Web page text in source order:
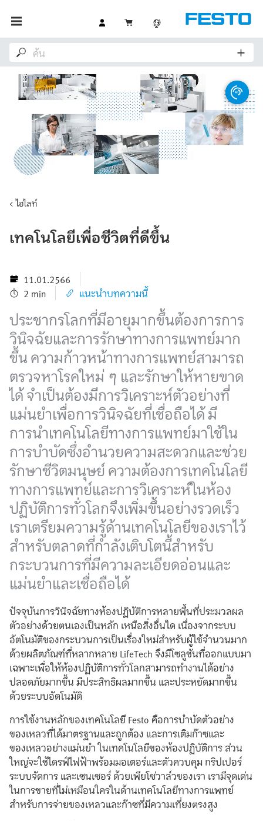
ไฮไลท์
เทคโนโลยีเพื่อชีวิตที่ดีขึ้น
11.01.2566
2 min
แนะนำบทความนี้
ประชากรโลกที่มีอายุมากขึ้นต้องการการ
วินิจฉัยและการรักษาทางการแพทย์มาก
ขึ้น ความก้าวหน้าทางการแพทย์สามารถ
ตรวจหาโรคใหม่ ๆ และรักษาให้หายขาด
ได้ จำเป็นต้องมีการวิเคราะห์ตัวอย่างที่
แม่นยำเพื่อการวินิจฉัยที่เชื่อถือได้ มี
การนำเทคโนโลยีทางการแพทย์มาใช้ใน
การบำบัดซึ่งอำนวยความสะดวกและช่วย
รักษาชีวิตมนุษย์ ความต้องการเทคโนโลยี
ทางการแพทย์และการวิเคราะห์ในห้อง
ปฏิบัติการทั่วโลกจึงเพิ่มขึ้นอย่างรวดเร็ว
เราเตรียมความรู้ด้านเทคโนโลยีของเราไว้
สำหรับตลาดที่กำลังเติบโตนี้สำหรับ
กระบวนการที่มีความละเอียดอ่อนและ
แม่นยำและเชื่อถือได้ ​
ปัจจุบันการวินิจฉัยทางห้องปฏิบัติการหลายพื้นที่ประมวลผล
ตัวอย่างด้วยตนเองเป็นหลัก เหนือสิ่งอื่นใด เนื่องจากระบบ
อัตโนมัติของกระบวนการเป็นเรื่องใหม่สำหรับผู้ใช้จำนวนมาก
ด้วยผลิตภัณฑ์ที่หลากหลาย LifeTech จึงมีโซลูชันที่ออกแบบมา
เฉพาะเพื่อให้ห้องปฏิบัติการทั่วโลกสามารถทำงานได้อย่าง
ปลอดภัยมากขึ้น มีประสิทธิผลมากขึ้น และประหยัดมากขึ้น
ด้วยระบบอัตโนมัติ
การใช้งานหลักของเทคโนโลยี Festo คือการบำบัดตัวอย่าง
ของเหลวที่ได้มาตรฐานและถูกต้อง และการเติมก๊าซและ
ของเหลวอย่างแม่นยำ ในเทคโนโลยีของห้องปฏิบัติการ ส่วน
ใหญ่จะใช้ไดรฟ์ไฟฟ้าพร้อมมอเตอร์และตัวควบคุม กริปเปอร์
ระบบจัดการ และเซนเซอร์ ด้วยเพียโซ่วาล์วของเรา เรามีจุดเด่น
ในการขายที่ไม่เหมือนใครในด้านเทคโนโลยีทางการแพทย์
สำหรับการจ่ายของเหลวและก๊าซที่มีความเที่ยงตรงสูง